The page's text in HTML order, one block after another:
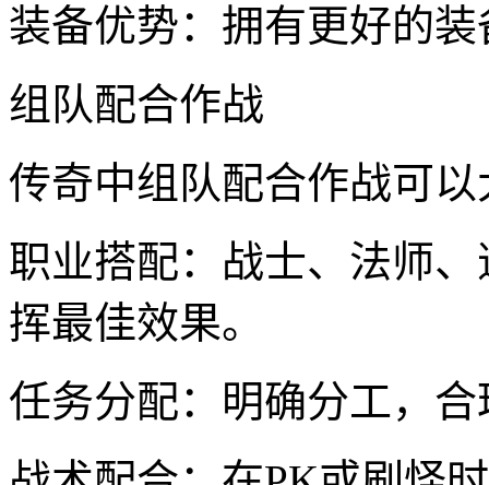
装备优势：拥有更好的
组队配合作战
传奇中组队配合作战可
职业搭配：战士、法师
挥最佳效果。
任务分配：明确分工，